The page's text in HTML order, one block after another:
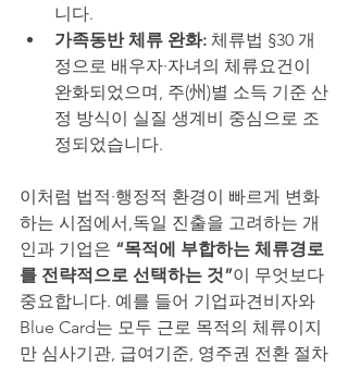
니다.
가족동반 체류 완화: 체류법 §30 개
정으로 배우자·자녀의 체류요건이
완화되었으며, 주(州)별 소득 기준 산
정 방식이 실질 생계비 중심으로 조
정되었습니다.
이처럼 법적·행정적 환경이 빠르게 변화
하는 시점에서,독일 진출을 고려하는 개
인과 기업은 “목적에 부합하는 체류경로
를 전략적으로 선택하는 것”이 무엇보다
중요합니다. 예를 들어 기업파견비자와
Blue Card는 모두 근로 목적의 체류이지
만 심사기관, 급여기준, 영주권 전환 절차